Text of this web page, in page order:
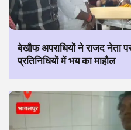
बेखौफ अपराधियों ने राजद नेता
प्रतिनिधियों में भय का माहौल